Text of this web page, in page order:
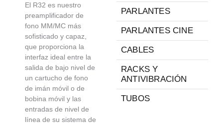
El R32 es nuestro
preamplificador de
fono MM/MC más
sofisticado y capaz,
que proporciona la
interfaz ideal entre la
salida de bajo nivel de
un cartucho de fono
de imán móvil o de
bobina móvil y las
entradas de nivel de
línea de su sistema de
PARLANTES
PARLANTES CINE
CABLES
RACKS Y
ANTIVIBRACIÓN
TUBOS